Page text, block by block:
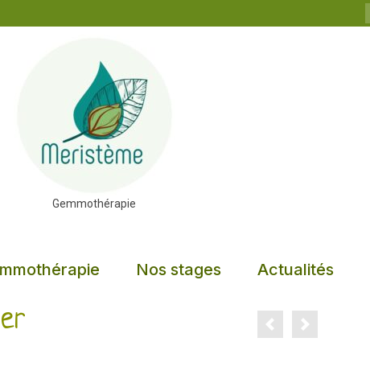
Gemmothérapie
Nos stages Actualités